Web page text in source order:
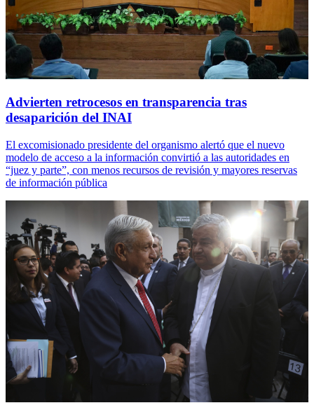
Advierten retrocesos en transparencia tras
desaparición del INAI
El excomisionado presidente del organismo alertó que el nuevo
modelo de acceso a la información convirtió a las autoridades en
“juez y parte”, con menos recursos de revisión y mayores reservas
de información pública